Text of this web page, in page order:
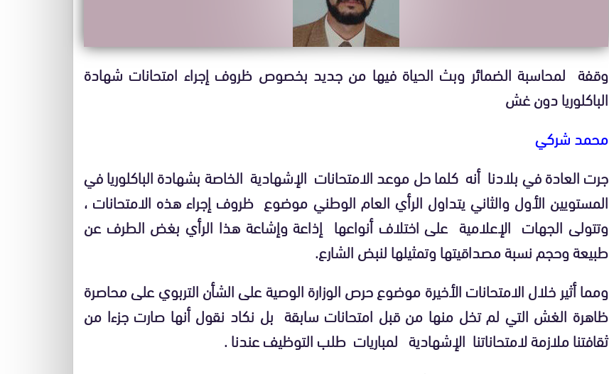
وقفة لمحاسبة الضمائر وبث الحياة فيها من جديد بخصوص ظروف إجراء امتحانات شهادة
الباكلوريا دون غش
محمد شركي
جرت العادة في بلادنا أنه كلما حل موعد الامتحانات الإشهادية الخاصة بشهادة الباكلوريا في
المستويين الأول والثاني يتداول الرأي العام الوطني موضوع ظروف إجراء هذه الامتحانات ،
وتتولى الجهات الإعلامية على اختلاف أنواعها إذاعة وإشاعة هذا الرأي بغض الطرف عن
طبيعة وحجم نسبة مصداقيتها وتمثيلها لنبض الشارع.
ومما أثير خلال الامتحانات الأخيرة موضوع حرص الوزارة الوصية على الشأن التربوي على محاصرة
ظاهرة الغش التي لم تخل منها من قبل امتحانات سابقة بل نكاد نقول أنها صارت جزءا من
ثقافتنا ملازمة لامتحاناتنا الإشهادية لمباريات طلب التوظيف عندنا .